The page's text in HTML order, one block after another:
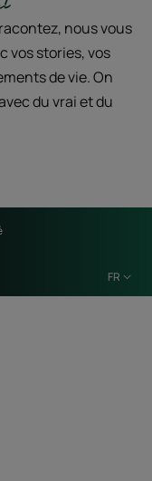
nous vous
vos stories, vos
de vie. On
du vrai et du
FR